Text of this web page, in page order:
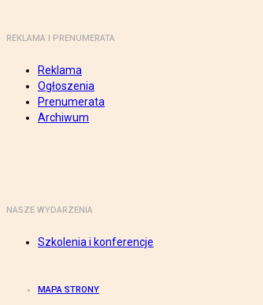
REKLAMA I PRENUMERATA
Reklama
Ogłoszenia
Prenumerata
Archiwum
NASZE WYDARZENIA
Szkolenia i konferencje
MAPA STRONY